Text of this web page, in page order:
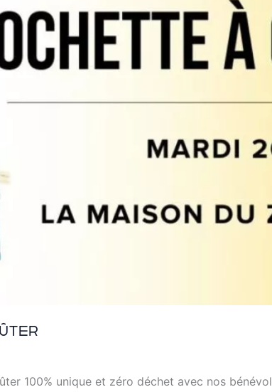
100% unique et zéro déchet avec nos